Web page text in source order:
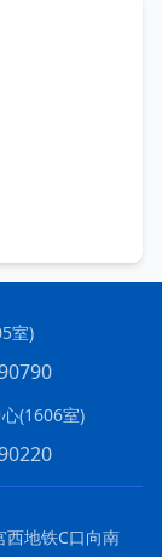
室)
(1606室)
地铁C口向南